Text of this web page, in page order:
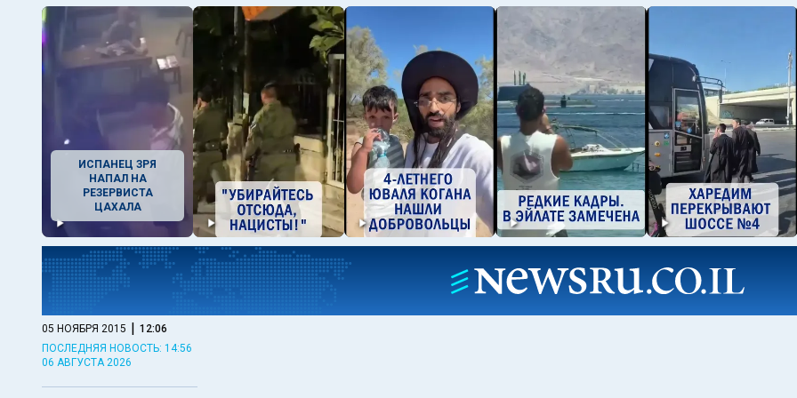
ИСПАНЕЦ ЗРЯ
НАПАЛ НА
РЕЗЕРВИСТА
ЦАХАЛА
05 НОЯБРЯ 2015 | 12:06
ПОСЛЕДНЯЯ НОВОСТЬ: 14:56
06 АВГУСТА 2026